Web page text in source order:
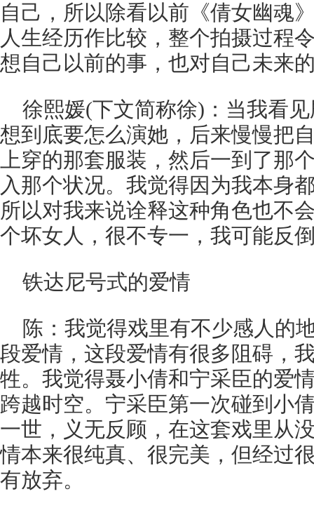
自己，所以除看以前《倩女幽魂
人生经历作比较，整个拍摄过程
想自己以前的事，也对自己未来
徐熙媛(下文简称徐)：当我看
想到底要怎么演她，后来慢慢把
上穿的那套服装，然后一到了那
入那个状况。我觉得因为我本身
所以对我来说诠释这种角色也不
个坏女人，很不专一，我可能反
铁达尼号式的爱情
陈：我觉得戏里有不少感人的
段爱情，这段爱情有很多阻碍，
牲。我觉得聂小倩和宁采臣的爱
跨越时空。宁采臣第一次碰到小
一世，义无反顾，在这套戏里从
情本来很纯真、很完美，但经过
有放弃。